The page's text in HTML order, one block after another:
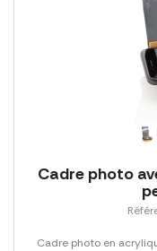
Cadre photo
Cadre photo en